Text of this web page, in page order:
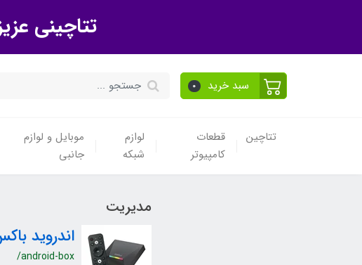
تتاچینی
سبد خرید 0
تتاچین
قطعات
کامپیوتر
لوازم
شبکه
موبایل و لوازم
جانبی
مدیریت
اندروید
/android-box